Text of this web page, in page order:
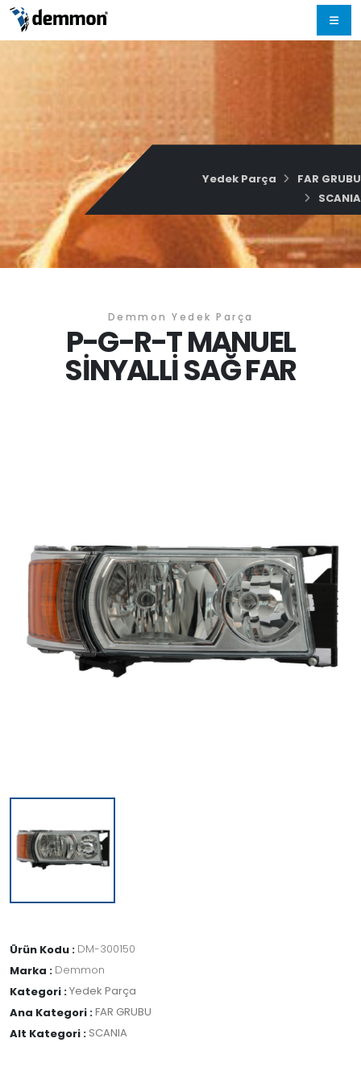
Yedek Parça
FAR GRUBU
SCANIA
Demmon Yedek Parça
P-G-R-T MANUEL
SİNYALLİ SAĞ FAR
Ürün Kodu : DM-300150
Marka : Demmon
Kategori :Yedek Parça
Ana Kategori :FAR GRUBU
Alt Kategori : SCANIA